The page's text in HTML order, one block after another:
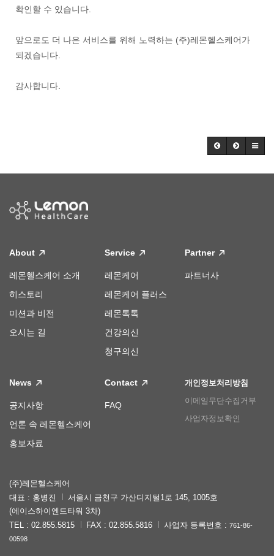
확인할 수 있습니다.
앞으로도 더 나은 서비스를 위해 노력하는 (주)레몬헬스케어가
되겠습니다.
감사합니다.
About
레몬헬스케어 소개
히스토리
미션과 비전
오시는 길
Service
레몬케어
레몬케어 플러스
레몬톡톡
건강의신
청구의신
Partner
파트너사
News
공지사항
언론 속 레몬헬스케어
홍보자료
Contact
FAQ
개인정보처리방침
이메일무단수집거부
사업자정보확인
(주)레몬헬스케어
대표 : 홍병진
서울시 금천구 가산디지털1로 145, 1005호
(에이스하이엔드타워 3차)
TEL : 02.855.5815
FAX : 02.855.5816 사업자 등록번호 : 761-86-
00598